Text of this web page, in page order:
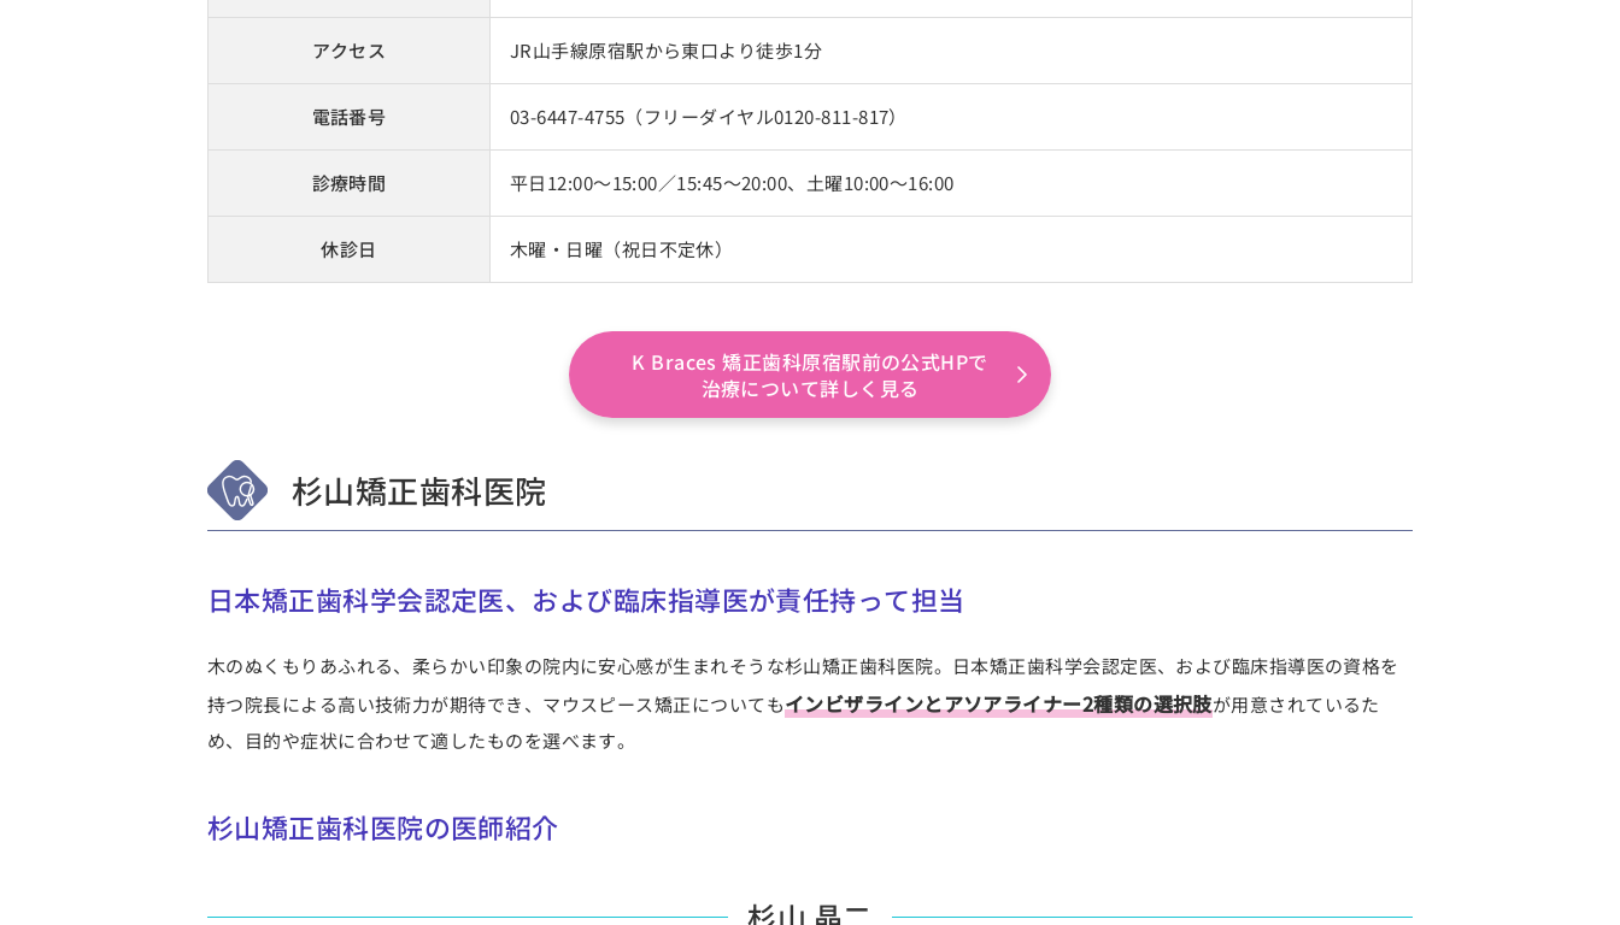
アクセス JR山手線原宿駅から東口より徒歩1分
電話番号 03-6447-4755（フリーダイヤル0120-811-817）
診療時間 平日12:00～15:00／15:45～20:00、土曜10:00～16:00
休診日 木曜・日曜（祝日不定休）
K Braces 矯正歯科原宿駅前の公式HPで
治療について詳しく見る
杉山矯正歯科医院
日本矯正歯科学会認定医、および臨床指導医が責任持って担当
木のぬくもりあふれる、柔らかい印象の院内に安心感が生まれそうな杉山矯正歯科医院。日本矯正歯科学会認定医、および臨床指導医の資格を
持つ院長による高い技術力が期待でき、マウスピース矯正についてもインビザラインとアソアライナー2種類の選択肢が用意されているた
め、目的や症状に合わせて適したものを選べます。
杉山矯正歯科医院の医師紹介
杉山 晶二